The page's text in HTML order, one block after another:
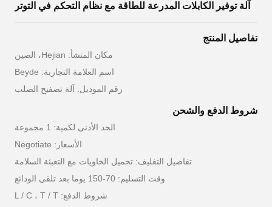
آلة توفير الكابلات المدرعة للطاقة مع نظام التحكم في التوتر
تفاصيل المنتج
مكان المنشأ: Hejian، الصين
اسم العلامة التجارية: Beyde
رقم الموديل: آلة تصفيح الصلب
شروط الدفع والشحن
الحد الأدنى لكمية: 1 مجموعة
الأسعار: Negotiate
تفاصيل التغليف: تحميل الحاويات مع التعبئة السلامة
وقت التسليم: 70-150 يوما بعد تلقي الودائع
شروط الدفع: L / C ، T / T